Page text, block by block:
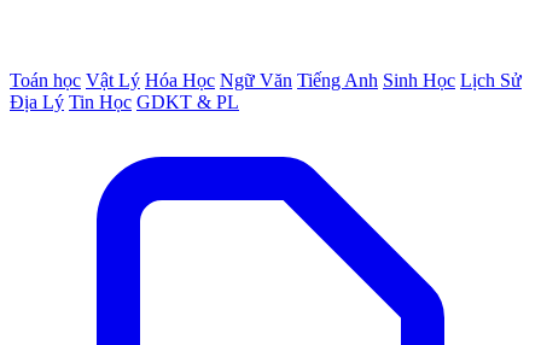
Toán học Vật Lý Hóa Học Ngữ Văn Tiếng Anh Sinh Học Lịch Sử
Địa Lý Tin Học GDKT & PL